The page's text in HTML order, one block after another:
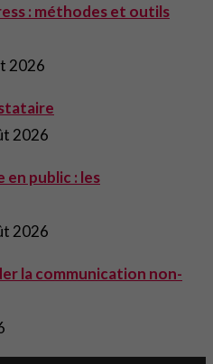
: méthodes et outils
2026
2026
en public : les
2026
la communication non-